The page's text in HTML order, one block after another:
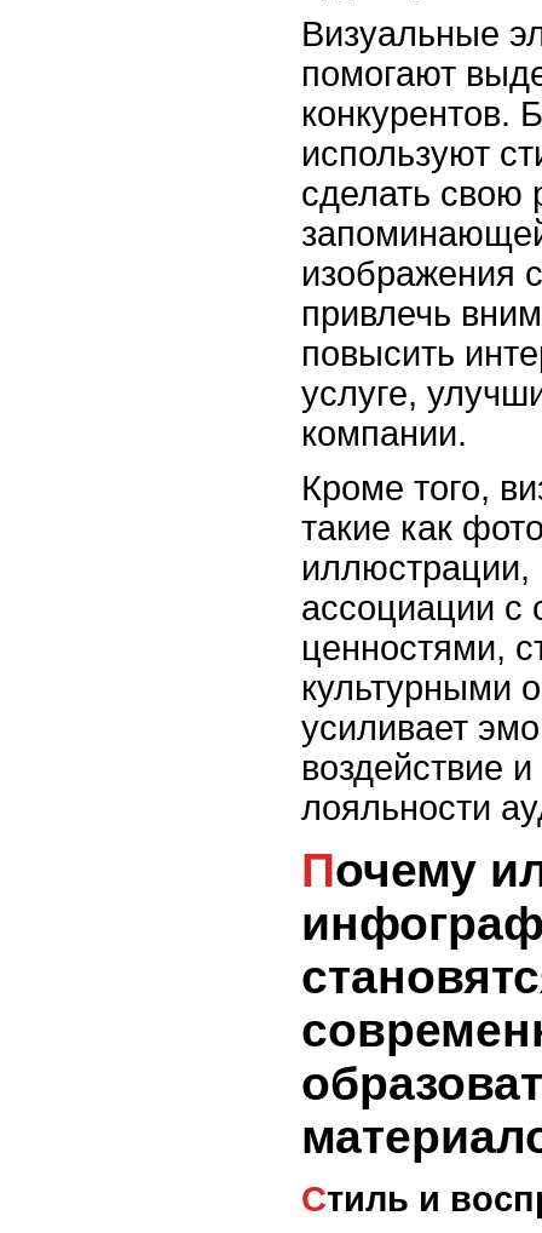
Визуальные
помогают
конкурентов.
используют
сделать свою
изображения
привлечь
повысить
услуге,
компании.
Кроме того,
такие как
иллюстрации,
ассоциации с
ценностями,
культурными
усиливает
воздействие
лояльности
Почему иллюстрации и
Стиль и